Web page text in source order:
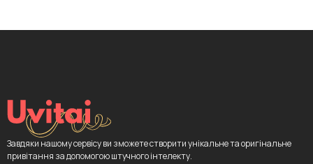
Завдяки нашому сервісу ви зможете створити унікальне та оригінальне
привітання за допомогою штучного інтелекту.